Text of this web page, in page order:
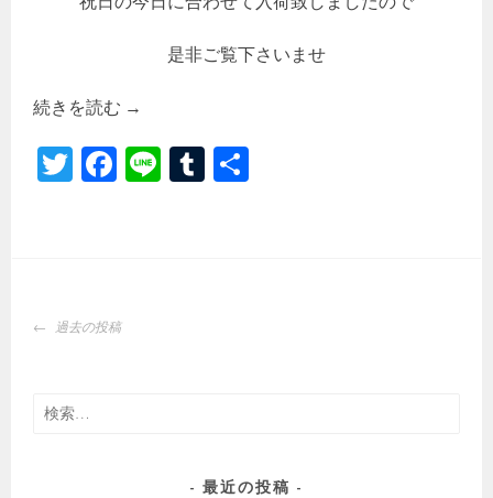
是非ご覧下さいませ
続きを読む →
T
Fa Li
Tu
投
ビ
ゲ
過去の投稿
検
最近の投稿